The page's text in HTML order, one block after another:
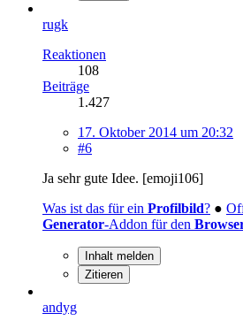
rugk
Reaktionen
108
Beiträge
1.427
17. Oktober 2014 um 20:32
#6
Ja sehr gute Idee. [emoji106]
Was ist das für ein Profilbild? ●
Generator-Addon für den
Inhalt melden
Zitieren
andyg